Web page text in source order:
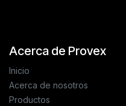
Acerca de Provex
Inicio
Acerca de nosotros
Productos